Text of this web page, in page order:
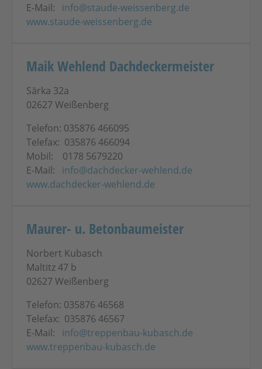
E-Mail: info@staude-weissenberg.de
www.staude-weissenberg.de
Maik Wehlend Dachdeckermeister
Särka 32a
02627 Weißenberg
Telefon: 035876 466095
Telefax: 035876 466094
Mobil: 0178 5679220
E-Mail: info@dachdecker-wehlend.de
www.dachdecker-wehlend.de
Maurer- u. Betonbaumeister
Norbert Kubasch
Maltitz 47 b
02627 Weißenberg
Telefon: 035876 46568
Telefax: 035876 46567
E-Mail: info@treppenbau-kubasch.de
www.treppenbau-kubasch.de